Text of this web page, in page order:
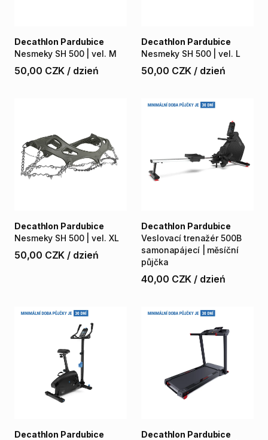
Nesmeky SH 500 vel. M
Decathlon Pardubice
50,00 CZK / dzień
Nesmeky SH 500 vel. L
Decathlon Pardubice
50,00 CZK / dzień
Nesmeky SH 500 vel. XL
Decathlon Pardubice
50,00 CZK / dzień
Veslovací trenažér 500B
samonapájecí
měsíční
půjčka
Decathlon Pardubice
40,00 CZK / dzień
Decathlon Pardubice Decathlon Pardubice